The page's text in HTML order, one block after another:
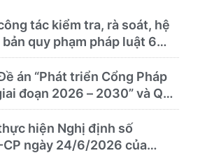
tác kiểm tra, rà soát, hệ
quy phạm pháp luật 6
2026
án “Phát triển Cổng Pháp
đoạn 2026 – 2030” và Quy
hành, khai thác Cổng Pháp
hiện Nghị định số
ngày 24/6/2026 của